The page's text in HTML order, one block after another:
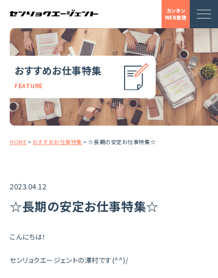
カンタン
WEB登録
おすすめお仕事特集
FEATURE
HOME > おすすめお仕事特集 >☆長期の安定お仕事特集☆
2023.04.12
☆長期の安定お仕事特集☆
こんにちは！
センリョクエージェントの澤村です(^^)/